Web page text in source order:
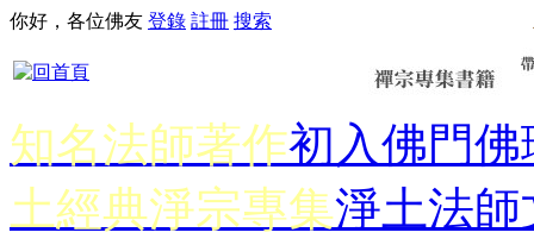
你好，各位佛友 登錄 註冊 搜索
知名法師著作初入佛門佛
土經典淨宗專集淨土法師